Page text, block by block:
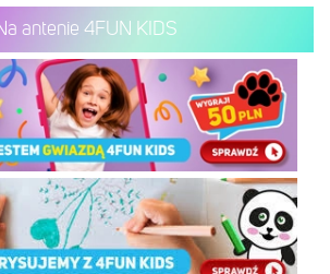
antenie 4FUN KIDS